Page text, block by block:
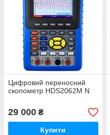
Цифровий переносний
скопометр HDS2062M N
29 000 ₴
Купити